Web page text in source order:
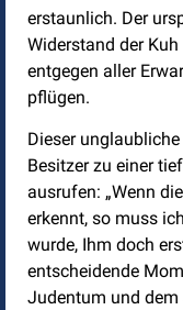
erstaunlich. Der
Widerstand der
entgegen aller
pflügen.
Dieser
Besitzer zu einer
ausrufen: „Wenn
erkennt, so muss
wurde, Ihm doch
entscheidende
Judentum und